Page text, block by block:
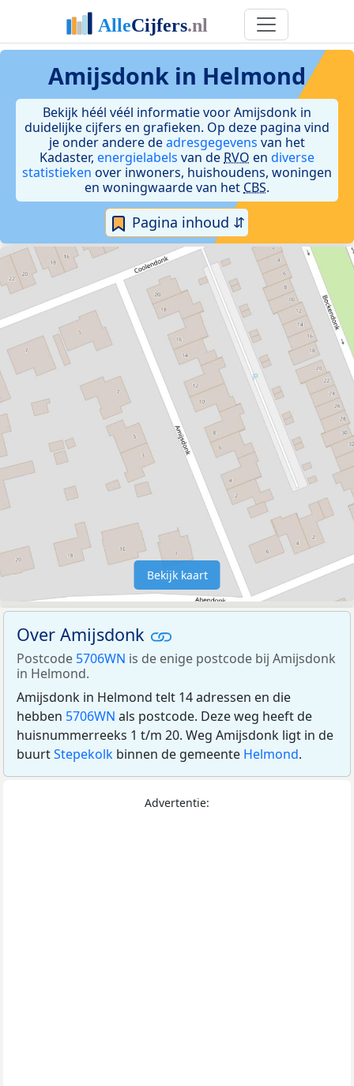
Amijsdonk in Helmond
Bekijk héél véél informatie voor Amijsdonk in
duidelijke cijfers en grafieken. Op deze pagina vind
je onder andere deadresgegevens van het
Kadaster, energielabels van de RVO en diverse
statistieken over inwoners, huishoudens, woningen
en woningwaarde van het CBS.
Pagina inhoud ⇵
Bekijk kaart
Over Amijsdonk
Postcode 5706WN is de enige postcode bij Amijsdonk
in Helmond.
Amijsdonk in Helmond telt 14 adressen en die
hebben 5706WN als postcode. Deze weg heeft de
huisnummerreeks 1 t/m 20. Weg Amijsdonk ligt in de
buurtStepekolk binnen de gemeente Helmond.
Advertentie: